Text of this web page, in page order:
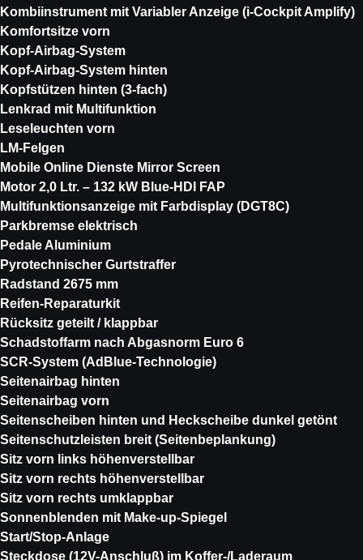
Kombiinstrument mit Variabler Anzeige (i-Cockpit Amplify)
Komfortsitze vorn
Kopf-Airbag-System
Kopf-Airbag-System hinten
Kopfstützen hinten (3-fach)
Lenkrad mit Multifunktion
Leseleuchten vorn
LM-Felgen
Mobile Online Dienste Mirror Screen
Motor 2,0 Ltr. – 132 kW Blue-HDI FAP
Multifunktionsanzeige mit Farbdisplay (DGT8C)
Parkbremse elektrisch
Pedale Aluminium
Pyrotechnischer Gurtstraffer
Radstand 2675 mm
Reifen-Reparaturkit
Rücksitz geteilt / klappbar
Schadstoffarm nach Abgasnorm Euro 6
SCR-System (AdBlue-Technologie)
Seitenairbag hinten
Seitenairbag vorn
Seitenscheiben hinten und Heckscheibe dunkel getönt
Seitenschutzleisten breit (Seitenbeplankung)
Sitz vorn links höhenverstellbar
Sitz vorn rechts höhenverstellbar
Sitz vorn rechts umklappbar
Sonnenblenden mit Make-up-Spiegel
Start/Stop-Anlage
Steckdose (12V-Anschluß) im Koffer-/Laderaum